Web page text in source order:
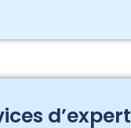
d’expert